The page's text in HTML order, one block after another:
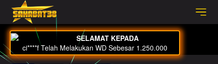
BUKU MIMPI